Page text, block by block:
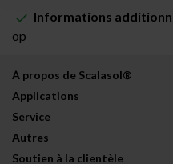
Informations
op
À propos de Scalasol®
Applications
Service
Autres
Soutien à la clientèle